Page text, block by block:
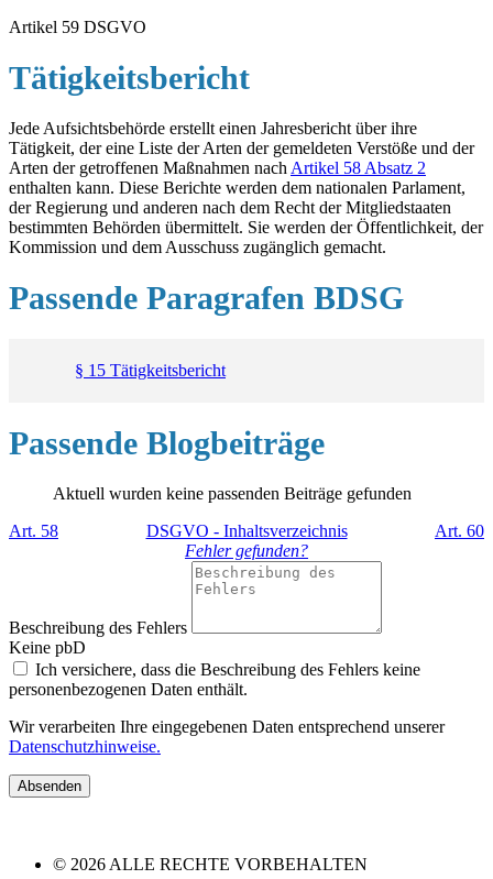
Artikel 59 DSGVO
Tätigkeitsbericht
Jede Aufsichtsbehörde erstellt einen Jahresbericht über ihre
Tätigkeit, der eine Liste der Arten der gemeldeten Verstöße und der
Arten der getroffenen Maßnahmen nach Artikel 58 Absatz 2
enthalten kann. Diese Berichte werden dem nationalen Parlament,
der Regierung und anderen nach dem Recht der Mitgliedstaaten
bestimmten Behörden übermittelt. Sie werden der Öffentlichkeit, der
Kommission und dem Ausschuss zugänglich gemacht.
Passende Paragrafen BDSG
§ 15 Tätigkeitsbericht
Passende Blogbeiträge
Aktuell wurden keine passenden Beiträge gefunden
Art. 58
DSGVO - Inhaltsverzeichnis
Art. 60
Fehler gefunden?
Beschreibung des Fehlers
Keine pbD
Ich versichere, dass die Beschreibung des Fehlers keine
personenbezogenen Daten enthält.
Wir verarbeiten Ihre eingegebenen Daten entsprechend unserer
Datenschutzhinweise.
Absenden
© 2026 ALLE RECHTE VORBEHALTEN